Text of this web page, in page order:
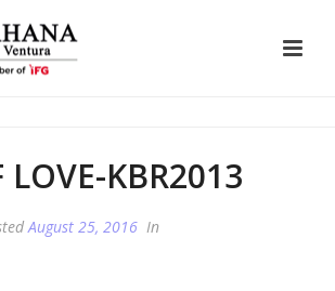
LOVE-KBR2013
August 25, 2016 In